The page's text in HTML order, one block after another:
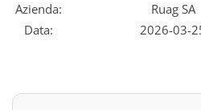
Azienda:
Ruag SA
Data:
2026-03-